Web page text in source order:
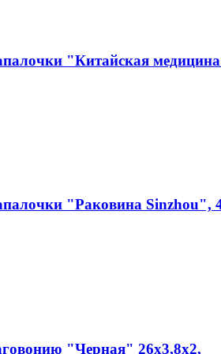
"Китайская
"Раковина Sinzhou",
"Черная" 26х3,8х2,